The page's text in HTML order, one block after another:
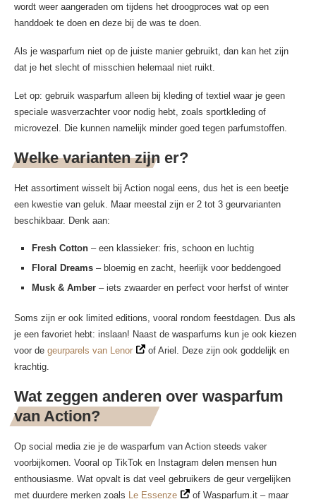
wordt weer aangeraden om tijdens het droogproces wat op een
handdoek te doen en deze bij de was te doen.
Als je wasparfum niet op de juiste manier gebruikt, dan kan het zijn
dat je het slecht of misschien helemaal niet ruikt.
Let op: gebruik wasparfum alleen bij kleding of textiel waar je geen
speciale wasverzachter voor nodig hebt, zoals sportkleding of
microvezel. Die kunnen namelijk minder goed tegen parfumstoffen.
Welke varianten zijn er?
Het assortiment wisselt bij Action nogal eens, dus het is een beetje
een kwestie van geluk. Maar meestal zijn er 2 tot 3 geurvarianten
beschikbaar. Denk aan:
Fresh Cotton – een klassieker: fris, schoon en luchtig
Floral Dreams – bloemig en zacht, heerlijk voor beddengoed
Musk & Amber – iets zwaarder en perfect voor herfst of winter
Soms zijn er ook limited editions, vooral rondom feestdagen. Dus als
je een favoriet hebt: inslaan! Naast de wasparfums kun je ook kiezen
voor de geurparels van Lenor
of Ariel. Deze zijn ook goddelijk en
krachtig.
Wat zeggen anderen over wasparfum
van Action?
Op social media zie je de wasparfum van Action steeds vaker
voorbijkomen. Vooral op TikTok en Instagram delen mensen hun
enthousiasme. Wat opvalt is dat veel gebruikers de geur vergelijken
met duurdere merken zoals Le Essenze
of Wasparfum.it – maar